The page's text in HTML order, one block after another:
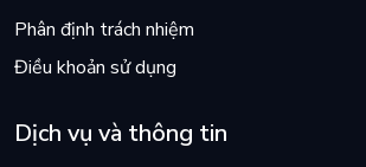
Phân định trách nhiệm
Điều khoản sử dụng
Dịch vụ và thông tin